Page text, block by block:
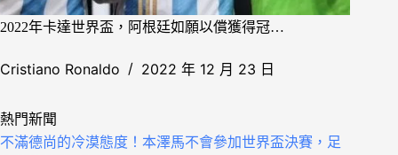
2022年卡達世界盃，阿根廷如願以償獲得冠…
Cristiano Ronaldo 2022 年 12 月 23 日
熱門新聞
不滿德尚的冷漠態度！本澤馬不會參加世界盃決賽，足